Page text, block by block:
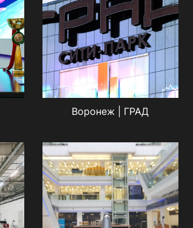
Воронеж | ГРАД